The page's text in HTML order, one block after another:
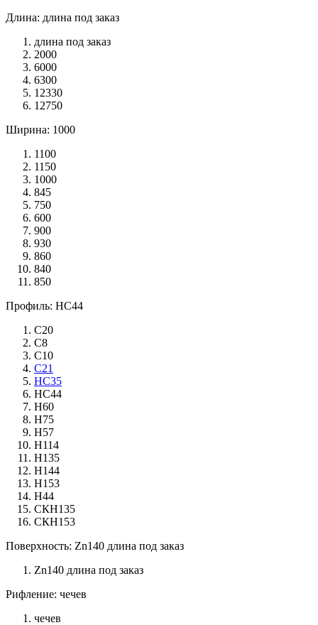
Длина: длина под заказ
длина под заказ
2000
6000
6300
12330
12750
Ширина: 1000
1100
1150
1000
845
750
600
900
930
860
840
850
Профиль: НС44
С20
С8
С10
С21
НС35
НС44
Н60
Н75
Н57
Н114
Н135
Н144
Н153
Н44
СКН135
СКН153
Поверхность: Zn140 длина под заказ
Zn140 длина под заказ
Рифление: чечев
чечев